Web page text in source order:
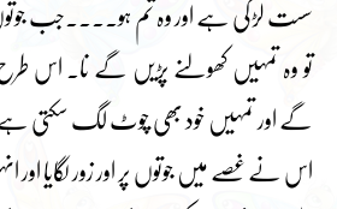
سست لڑکی ہے اور وہ تم ہو۔۔۔۔جب
تو وہ تمہیں کھولنے پڑیں گے نا۔ اس
گے اور تمہیں خود بھی چوٹ لگ سکتی
اس نے غصے میں جوتوں پر اور زور لگایا اور